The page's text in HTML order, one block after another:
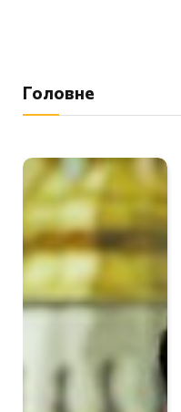
Головне